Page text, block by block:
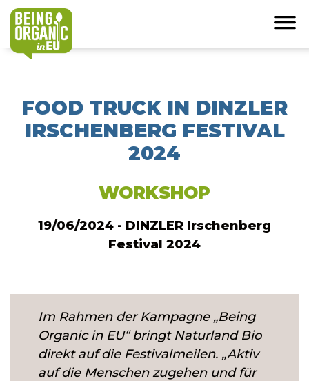
FOOD TRUCK IN DINZLER
IRSCHENBERG FESTIVAL
2024
WORKSHOP
19/06/2024 - DINZLER Irschenberg
Festival 2024
Im Rahmen der Kampagne „Being
Organic in EU“ bringt Naturland Bio
direkt auf die Festivalmeilen. „Aktiv
auf die Menschen zugehen und für